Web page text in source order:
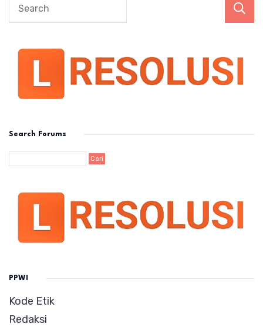
Search Forums
PPWI
Kode Etik
Redaksi